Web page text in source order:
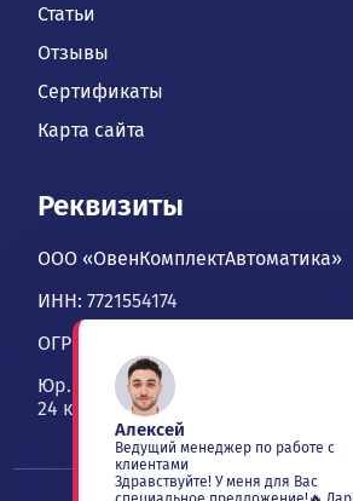
Статьи
Отзывы
Сертификаты
Карта сайта
Реквизиты
ООО «ОвенКомплектАвтоматика»
ИНН: 7721554174
ОГРН: 1067746534900
Юр. адрес: 109428, Москва,
24 к. 2, офис 1101
Алексей
Ведущий менеджер по работе с
клиентами
Здравствуйте! У меня для Вас